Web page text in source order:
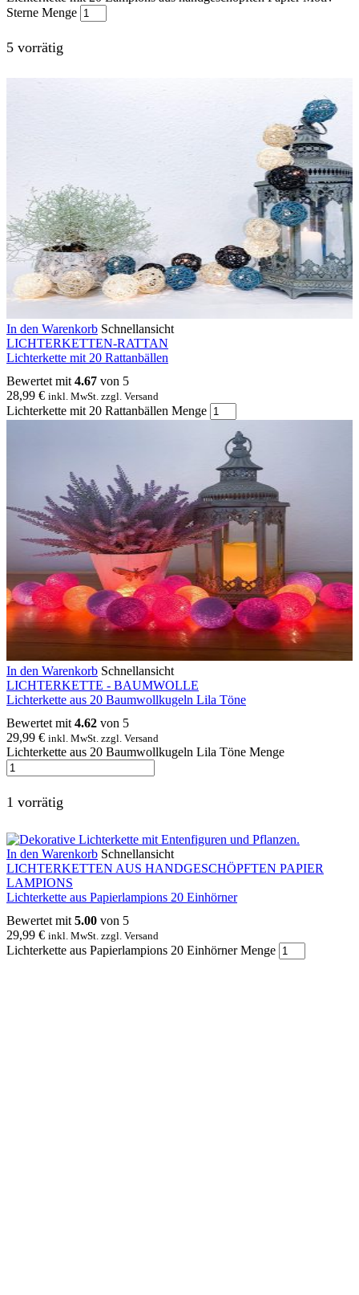
Sterne Menge
5 vorrätig
In den Warenkorb Schnellansicht
LICHTERKETTEN-RATTAN
Lichterkette mit 20 Rattanbällen
Bewertet mit 4.67 von 5
28,99 € inkl. MwSt. zzgl. Versand
Lichterkette mit 20 Rattanbällen Menge
In den Warenkorb Schnellansicht
LICHTERKETTE - BAUMWOLLE
Lichterkette aus 20 Baumwollkugeln Lila Töne
Bewertet mit 4.62 von 5
29,99 € inkl. MwSt. zzgl. Versand
Lichterkette aus 20 Baumwollkugeln Lila Töne Menge
1 vorrätig
In den Warenkorb Schnellansicht
LICHTERKETTEN AUS HANDGESCHÖPFTEN PAPIER
LAMPIONS
Lichterkette aus Papierlampions 20 Einhörner
Bewertet mit 5.00 von 5
29,99 € inkl. MwSt. zzgl. Versand
Lichterkette aus Papierlampions 20 Einhörner Menge